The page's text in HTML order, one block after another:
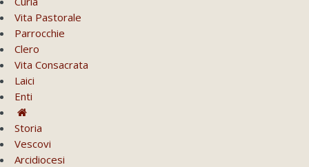
Vita Pastorale
Parrocchie
Clero
Vita Consacrata
Laici
Enti
Storia
Vescovi
Arcidiocesi